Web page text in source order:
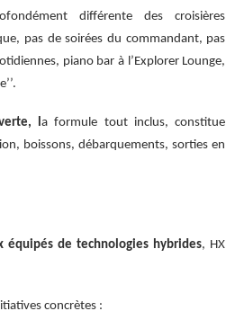
différente des croisières
pas de soirées du commandant, pas
piano bar à l’Explorer Lounge,
la formule tout inclus, constitue
boissons, débarquements, sorties en
de technologies hybrides, HX
concrètes :